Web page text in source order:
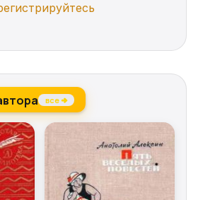
все →